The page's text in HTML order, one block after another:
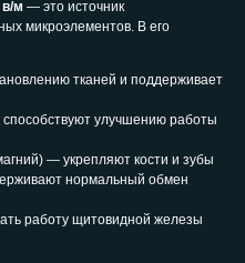
в/м — это источник
микроэлементов. В его
тканей и поддерживает
улучшению работы
— укрепляют кости и зубы
нормальный обмен
работу щитовидной железы